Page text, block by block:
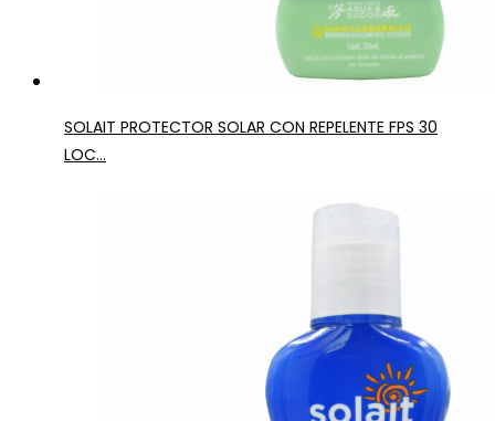
SOLAIT PROTECTOR SOLAR CON REPELENTE FPS 30
LOC...